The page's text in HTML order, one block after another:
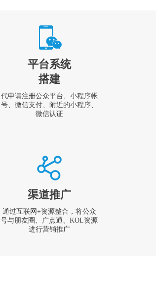
平台系统
搭建
代申请注册公众平台、小程序帐
号、微信支付、附近的小程序、
微信认证
渠道推广
通过互联网+资源整合，将公众
号与朋友圈、广点通、KOL资源
进行营销推广